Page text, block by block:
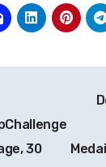
30